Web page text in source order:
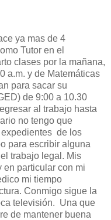
ya mas de 4
Tutor en el
clases por la mañana,
a.m. y de Matemáticas
para sacar su
de 9:00 a 10.30
al trabajo hasta
no tengo que
de los
para escribir alguna
trabajo legal. Mis
particular con mi
mi tiempo
Conmigo sigue la
televisión. Una que
de mantener buena